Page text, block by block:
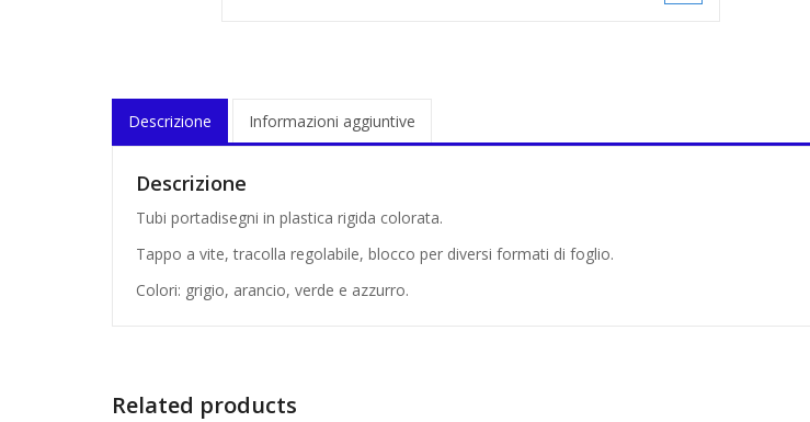
Descrizione Informazioni aggiuntive
Descrizione
Tubi portadisegni in plastica rigida colorata.
Tappo a vite, tracolla regolabile, blocco per diversi formati di foglio.
Colori: grigio, arancio, verde e azzurro.
Related products